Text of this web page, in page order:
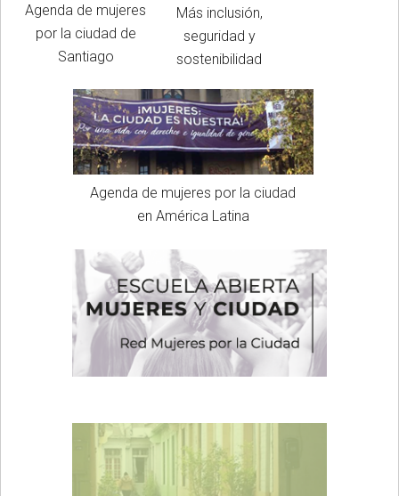
Agenda de mujeres
por la ciudad de
Santiago
Más inclusión,
seguridad y
sostenibilidad
Agenda de mujeres por la ciudad
en América Latina